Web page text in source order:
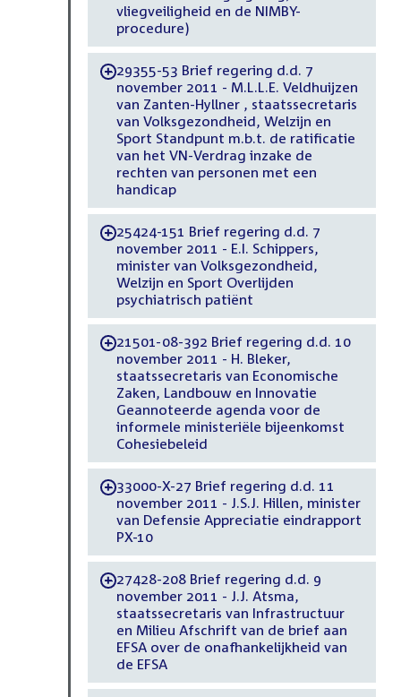
vliegveiligheid en de NIMBY-
procedure)
-29355-53 Brief regering d.d. 7
november 2011 - M.L.L.E. Veldhuijzen
van Zanten-Hyllner , staatssecretaris
van Volksgezondheid, Welzijn en
Sport Standpunt m.b.t. de ratificatie
van het VN-Verdrag inzake de
rechten van personen met een
handicap
-25424-151 Brief regering d.d. 7
november 2011 - E.I. Schippers,
minister van Volksgezondheid,
Welzijn en Sport Overlijden
psychiatrisch patiënt
-21501-08-392 Brief regering d.d. 10
november 2011 - H. Bleker,
staatssecretaris van Economische
Zaken, Landbouw en Innovatie
Geannoteerde agenda voor de
informele ministeriële bijeenkomst
Cohesiebeleid
-33000-X-27 Brief regering d.d. 11
november 2011 - J.S.J. Hillen, minister
van Defensie Appreciatie eindrapport
PX-10
-27428-208 Brief regering d.d. 9
november 2011 - J.J. Atsma,
staatssecretaris van Infrastructuur
en Milieu Afschrift van de brief aan
EFSA over de onafhankelijkheid van
de EFSA